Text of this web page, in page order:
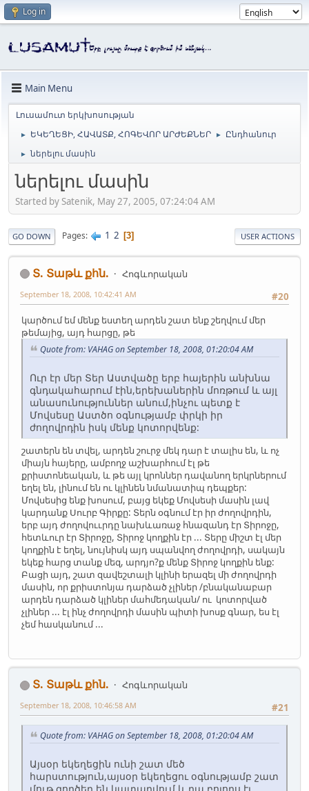
Log in
Main Menu
Լուսամուտ երկխոսության
► ԵԿԵՂԵՑԻ, ՀԱՎԱՏՔ, ՀՈԳԵՎՈՐ ԱՐԺԵՔՆԵՐ ► Ընդհանուր
► ներելու մասին
ներելու մասին
Started by Satenik, May 27, 2005, 07:24:04 AM
GO DOWN Pages 1 2 3 USER ACTIONS
Տ. Տաթև քհն.
Հոգևորական
#20
September 18, 2008, 10:42:41 AM
կարծում եմ մենք եստեղ արդեն շատ ենք շեղվում մեր
թեմայից, այդ հարցը, թե
Quote from: VAHAG on September 18, 2008, 01:20:04 AM
Ուր էր մեր Տեր Աստվածը երբ հայերին անխնա
գնդակահարում էին,երեխաներին մոռթում և այլ
անասունություններ անում,ինչու պետք է
Մովսեսը Աստծո օգնությամբ փրկի իր
ժողովրդին իսկ մենք կոտորվենք:
շատերն են տվել, արդեն շուրջ մեկ դար է տալիս են, և ոչ
միայն հայերը, ամբողջ աշխարհում էլ թե
քրիստոնեական, և թե այլ կրոններ դավանող երկրներում
եղել են, լինում են ու կլինեն նմանատիպ դեպքեր:
Մովսեսից ենք խոսում, բայց եկեք Մովսեսի մասին լավ
կարդանք Սուրբ Գիրքը: Տերն օգնում էր իր ժողովրդին,
երբ այդ ժողովոււրդը նախևառաջ հնազանդ էր Տիրոջը,
հետևուր էր Տիրոջը, Տիրոջ կողքին էր ... Տերը միշտ էլ մեր
կողքին է եղել, նույնիսկ այդ սպանվող ժողովրդի, սակայն
եկեք հարց տանք մեզ, արդյո?ք մենք Տիրոջ կողքին ենք:
Բացի այդ, շատ զավեշտալի կլինի երազել մի ժողովրդի
մասին, որ քրիստոնյա դարձած չլիներ /բնականաբար
արդեն դարձած կլիներ մահմեդական/ ու կոտորված
չլիներ ... էլ ինչ ժողովրդի մասին պիտի խոսք գնար, ես էլ
չեմ հասկանում ...
Տ. Տաթև քհն.
Հոգևորական
#21
September 18, 2008, 10:46:58 AM
Quote from: VAHAG on September 18, 2008, 01:20:04 AM
Այսօր եկեղեցին ունի շատ մեծ
հարստություն,այսօր եկեղեցու օգնությամբ շատ